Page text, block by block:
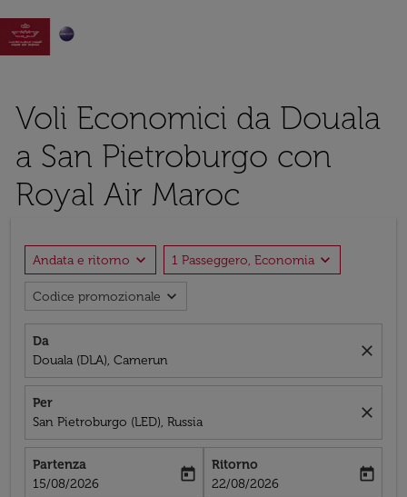

Voli Economici da Douala
a San Pietroburgo con
Royal Air Maroc
Andata e ritorno expand_more 1 Passeggero, Economia expand_more
Codice promozionale expand_more
Da
Douala (DLA), Camerun
close
Per
San Pietroburgo (LED), Russia
close
Partenza
fc-booking-departure-date-aria-label
15/08/2026
today
Ritorno
fc-booking-return-date-aria-label
22/08/2026
today